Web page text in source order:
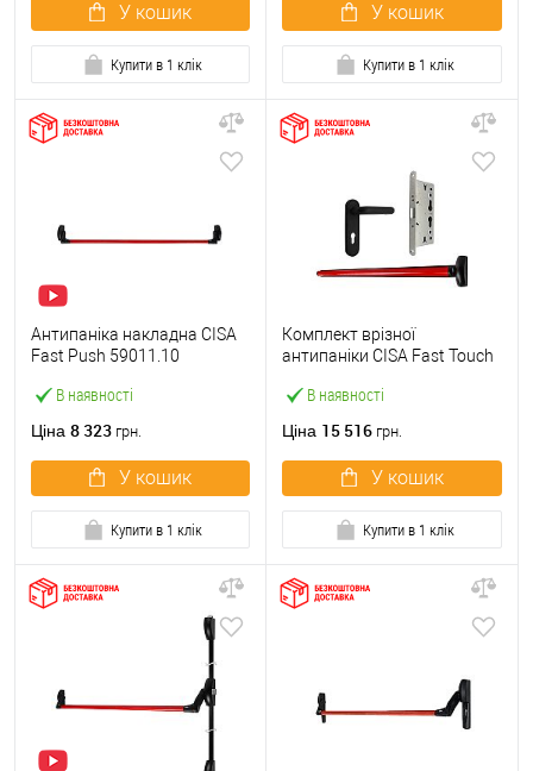
У кошик
Купити в 1 клік
У кошик
Купити в 1 клік
В наявності
Антипаніка накладна CISA
Fast Push 59011.10
штангою 1200 мм червона
Ціна 8 323 грн.
У кошик
Купити в 1 клік
В наявності
Комплект врізної
антипаніки CISA Fast Touch
із замком та ручкою
Ціна 15 516 грн.
У кошик
Купити в 1 клік